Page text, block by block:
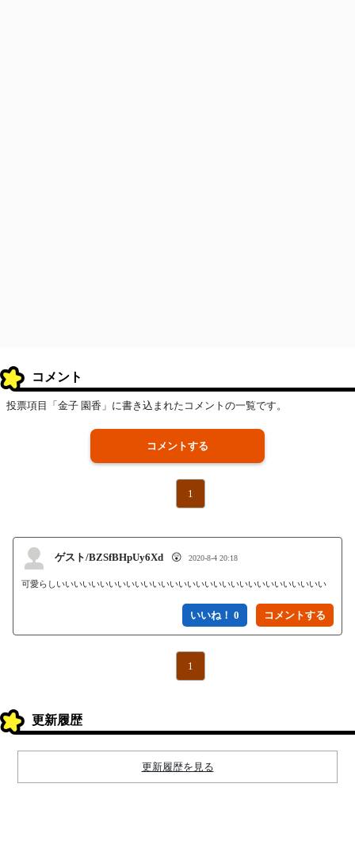
コメント
投票項目「金子 園香」に書き込まれたコメントの一覧です。
コメントする
1
ゲスト/BZSfBHpUy6Xd 😲 2020-8-4 20:18
可愛らしいいいいいいいいいいいいいいいいいいいいいいいいいいいいいいい
いいね！ 0
1
更新履歴
更新履歴を見る